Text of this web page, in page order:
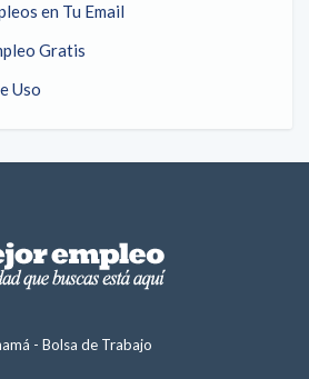
en Tu Email
Gratis
Uso
- Bolsa de Trabajo